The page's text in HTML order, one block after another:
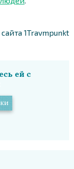
1Travmpunkt
ей с